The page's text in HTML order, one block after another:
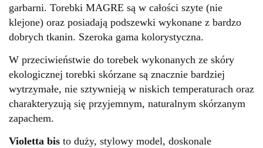
garbarni. Torebki MAGRE są w całości szyte (nie
klejone) oraz posiadają podszewki wykonane z bardzo
dobrych tkanin. Szeroka gama kolorystyczna.
W przeciwieństwie do torebek wykonanych ze skóry
ekologicznej torebki skórzane są znacznie bardziej
wytrzymałe, nie sztywnieją w niskich temperaturach oraz
charakteryzują się przyjemnym, naturalnym skórzanym
zapachem.
Violetta bis to duży, stylowy model, doskonale